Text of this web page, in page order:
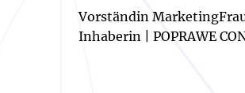
Vorständin
Inhaberin | POPRAWE